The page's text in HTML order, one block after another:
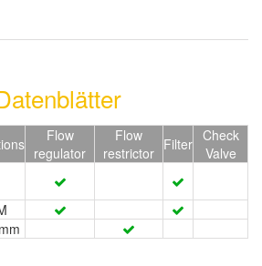
Flow
regulator
Flow
restrictor Filter Check
Valve